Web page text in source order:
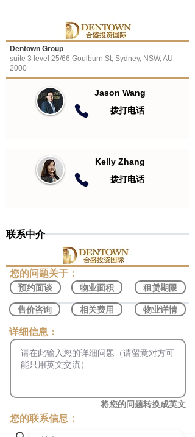
Dentown Group
suite 3 level 25/66 Goulburn St, Sydney, NSW, AU
2000
Jason Wang
​拨打电话
Kelly Zhang
​拨打电话
联系中介
​您的问题关于：
预约面谈
售价咨询
物业面积
相关费用
租赁期限
物业详情
​详细信息：
将您的问题转换成英文
您的联系信息：